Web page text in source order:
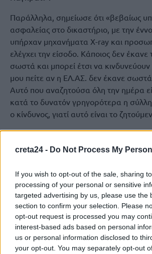
creta24 - Do Not Process My
If you wish to opt-out of the sale, sharing
processing of your personal or sensitive
targeted advertising by us, please use the
section to confirm your selection. Please
opt-out request is processed you may
interest-based ads based on personal
us or personal information disclosed to
your opt-out. You may separately opt-out
Παράλληλα, σημείωσε ότι «βεβαίως
ασφαλείας στο δικαστήριο, με την
υπήρχαν μηχανήματα X-ray και
ελέγχει την είσοδο. Κάποιος δεν έκανε
σωστά και μπορεί έτσι να
μου πείτε αν η ΕΛ.ΑΣ. δεν έκανε σωστά
Αυτό που αναζητούσα όλη την ημέρα
κατά το δυνατόν γρηγορότερα η
ο κίνδυνος, γιατί αυτό είναι το
89ΧΡΟΝΟΣ ΔΙΚΑΣΤΗΡΙΑ ΕΦΕΤΕΙΟ
ΠΡΟΗΓΟΎΜΕΝΟ
Γαύδος: Σύλληψη
εξύβριση και
συνεργείο του
καθαρισμό